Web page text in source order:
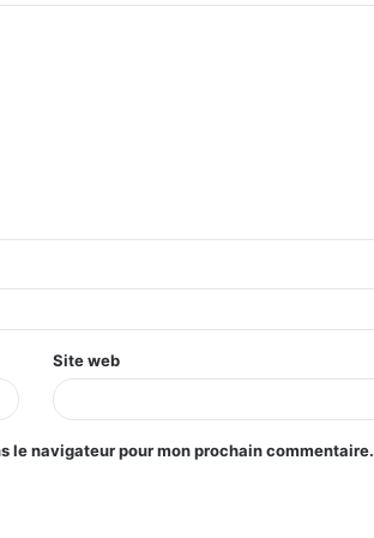
Site web
le navigateur pour mon prochain commentaire.